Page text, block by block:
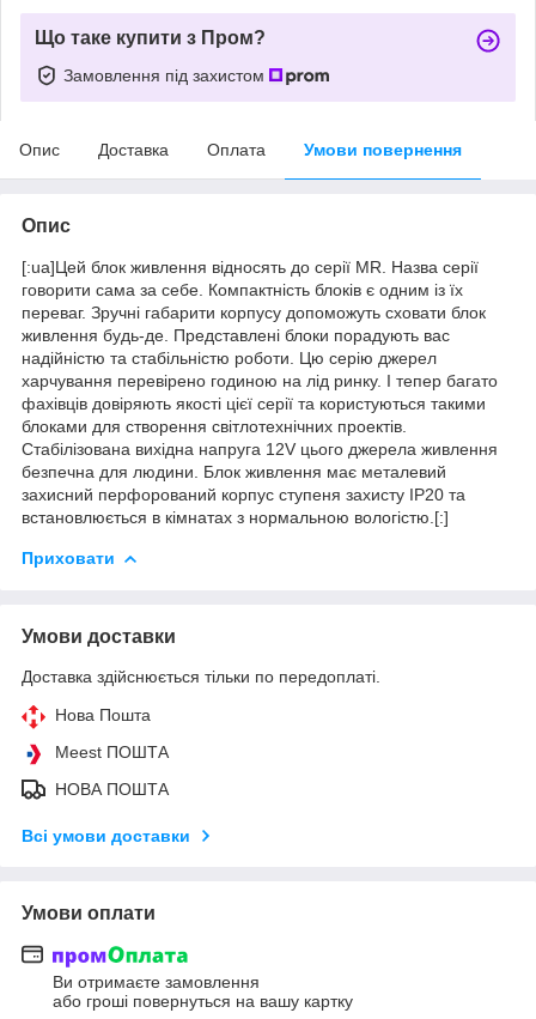
Що таке купити з Пром?
Замовлення під захистом
Опис Доставка Оплата Умови повернення
Опис
[:ua]Цей блок живлення відносять до серії MR. Назва серії
говорити сама за себе. Компактність блоків є одним із їх
переваг. Зручні габарити корпусу допоможуть сховати блок
живлення будь-де. Представлені блоки порадують вас
надійністю та стабільністю роботи. Цю серію джерел
харчування перевірено годиною на лід ринку. І тепер багато
фахівців довіряють якості цієї серії та користуються такими
блоками для створення світлотехнічних проектів.
Стабілізована вихідна напруга 12V цього джерела живлення
безпечна для людини. Блок живлення має металевий
захисний перфорований корпус ступеня захисту IP20 та
встановлюється в кімнатах з нормальною вологістю.[:]
Приховати
Умови доставки
Доставка здійснюється тільки по передоплаті.
Нова Пошта
Meest ПОШТА
НОВА ПОШТА
Всі умови доставки
Умови оплати
Ви отримаєте замовлення
або гроші повернуться на вашу картку